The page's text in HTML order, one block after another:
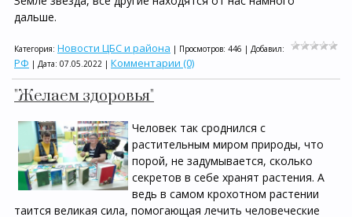
дальше.
Категория: Новости ЦБС и района | Просмотров: 446 | Добавил:
РФ | Дата: 07.05.2022 | Комментарии (0)
"Желаем здоровья"
Человек так сроднился с
растительным миром природы, что
порой, не задумывается, сколько
секретов в себе хранят растения. А
ведь в самом крохотном растении
таится великая сила, помогающая лечить человеческие